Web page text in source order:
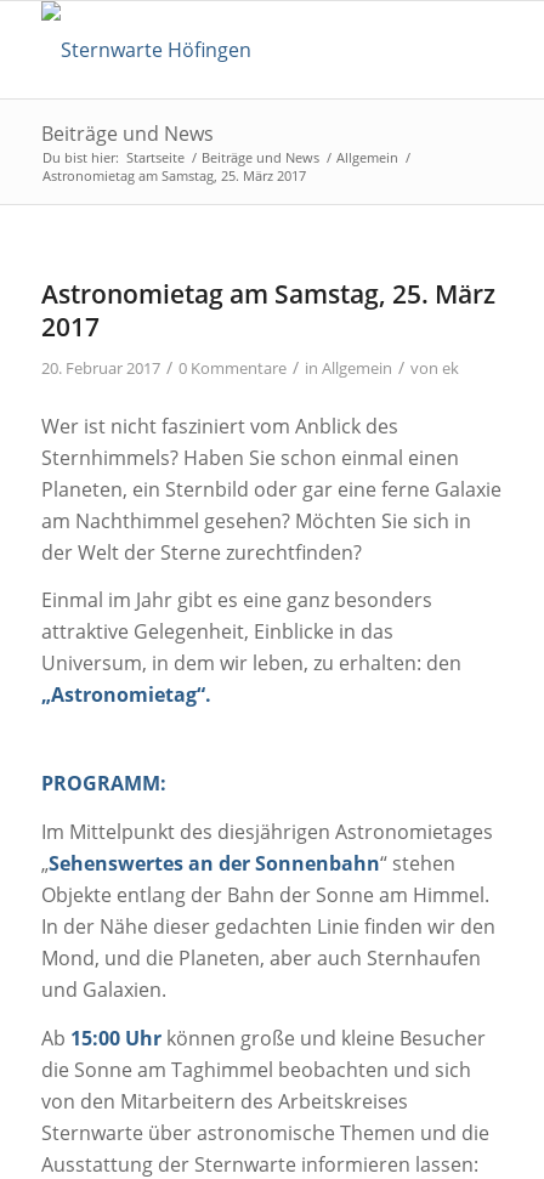
Beiträge und News
Du bist hier: Startseite / Beiträge und News / Allgemein /
Astronomietag am Samstag, 25. März 2017
Astronomietag am Samstag, 25. März
2017
20. Februar 2017 / 0 Kommentare / in Allgemein / von ek
Wer ist nicht fasziniert vom Anblick des
Sternhimmels? Haben Sie schon einmal einen
Planeten, ein Sternbild oder gar eine ferne Galaxie
am Nachthimmel gesehen? Möchten Sie sich in
der Welt der Sterne zurechtfinden?
Einmal im Jahr gibt es eine ganz besonders
attraktive Gelegenheit, Einblicke in das
Universum, in dem wir leben, zu erhalten: den
„Astronomietag“.
PROGRAMM:
Im Mittelpunkt des diesjährigen Astronomietages
„Sehenswertes an der Sonnenbahn“ stehen
Objekte entlang der Bahn der Sonne am Himmel.
In der Nähe dieser gedachten Linie finden wir den
Mond, und die Planeten, aber auch Sternhaufen
und Galaxien.
Ab 15:00 Uhrkönnen große und kleine Besucher
die Sonne am Taghimmel beobachten und sich
von den Mitarbeitern des Arbeitskreises
Sternwarte über astronomische Themen und die
Ausstattung der Sternwarte informieren lassen: